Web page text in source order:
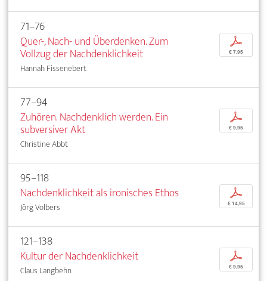
71–76
Quer-, Nach- und Überdenken. Zum
Vollzug der Nachdenklichkeit
Hannah Fissenebert
p
€ 7,95
77–94
Zuhören. Nachdenklich werden. Ein
subversiver Akt
Christine Abbt
p
€ 9,95
95–118
Nachdenklichkeit als ironisches Ethos
Jörg Volbers
p
€ 14,95
121–138
Kultur der Nachdenklichkeit
Claus Langbehn
p
€ 9,95